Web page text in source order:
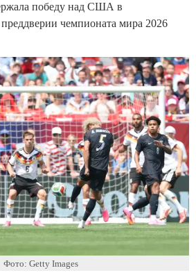
победу над США в
чемпионата мира 2026
Фото: Getty Images